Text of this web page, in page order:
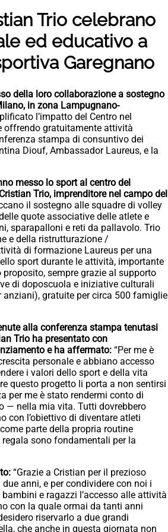
Trio celebrano
ed educativo a
Garegnano
della loro collaborazione a sostegno
in zona Lampugnano-
l’impatto del Centro nel
offrendo gratuitamente attività
stampa di consuntivo dei
Diouf, Ambassador Laureus, e la
messo lo sport al centro del
Trio, imprenditore nel campo del
il sostegno alle squadre di volley
quote associative delle atlete e
sparapalloni e reti da pallavolo. Trio
e della ristrutturazione /
di formazione Laureus per una
sport durante le attività, importante
sempre grazie al supporto
di doposcuola e iniziative culturali
gratuite per circa 500 famiglie
alla conferenza stampa tenutasi
Trio ha presentato con
e ha affermato: “Per me è
personale e abbiano accesso
i valori dello sport e della vita
questo progetto li porta a non sentirsi
per me è stato rendermi conto di
— nella mia vita. Tutti dovrebbero
con l’obiettivo di diventare atleti
parte della propria routine
sono fondamentali per la
“Grazie a Cristian per il prezioso
anni, e per condividere con noi i
e ragazzi l’accesso alle attività
con la quale ormai da tanti anni
riservarlo a due grandi
che anche in questa giornata non